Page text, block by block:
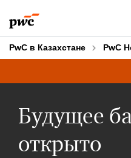
to
content
to
footer
PwC в Казахстане PwC
Будущее
открыто